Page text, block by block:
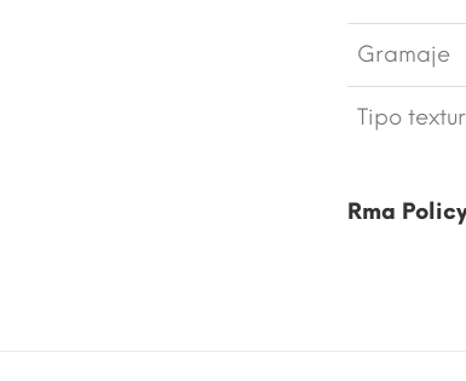
Gramaje
Tipo
Rma